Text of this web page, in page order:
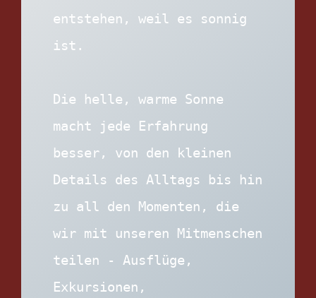
entstehen, weil es sonnig
ist.
Die helle, warme Sonne
macht jede Erfahrung
besser, von den kleinen
Details des Alltags bis hin
zu all den Momenten, die
wir mit unseren Mitmenschen
teilen - Ausflüge,
Exkursionen,